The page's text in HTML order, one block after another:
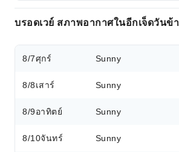
บรอดเวย์ สภาพอากาศในอีกเจ็ดวันข้
8/7ศุกร์ Sunny
8/8เสาร์ Sunny
8/9อาทิตย์ Sunny
8/10จันทร์ Sunny